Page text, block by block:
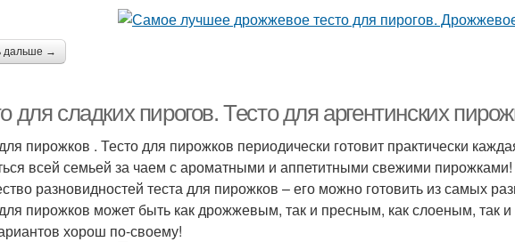
дальше →
для сладких пирогов. Тесто для аргентинских
пирожков . Тесто для пирожков периодически готовит практически
всей семьей за чаем с ароматными и аппетитными свежими
разновидностей теста для пирожков – его можно готовить из самых
пирожков может быть как дрожжевым, так и пресным, как слоеным, так
хорош по-своему!